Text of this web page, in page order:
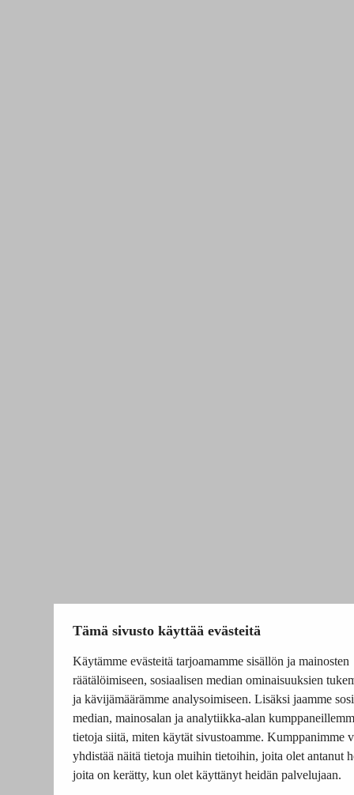
Tämä sivusto käyttää evästeitä
Käytämme evästeitä tarjoamamme sisällön ja mainosten
räätälöimiseen, sosiaalisen median ominaisuuksien
ja kävijämäärämme analysoimiseen. Lisäksi jaamme
median, mainosalan ja analytiikka-alan
tietoja siitä, miten käytät sivustoamme. Kumppanimme
yhdistää näitä tietoja muihin tietoihin, joita olet antanut
joita on kerätty, kun olet käyttänyt heidän palvelujaan.